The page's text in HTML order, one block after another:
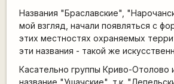
Названия "Браславские",
мой взгляд, начали появляться с
этих местностях охраняемых
эти названия - такой же
Касательно группы Криво-Отолово